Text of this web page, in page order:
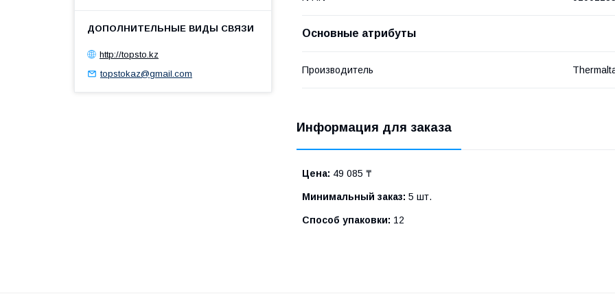
Основные атрибуты
Производитель
Информация для заказа
Цена: 49 085 ₸
Минимальный заказ: 5 шт.
Способ упаковки: 12
http://topsto.kz
topstokaz@gmail.com